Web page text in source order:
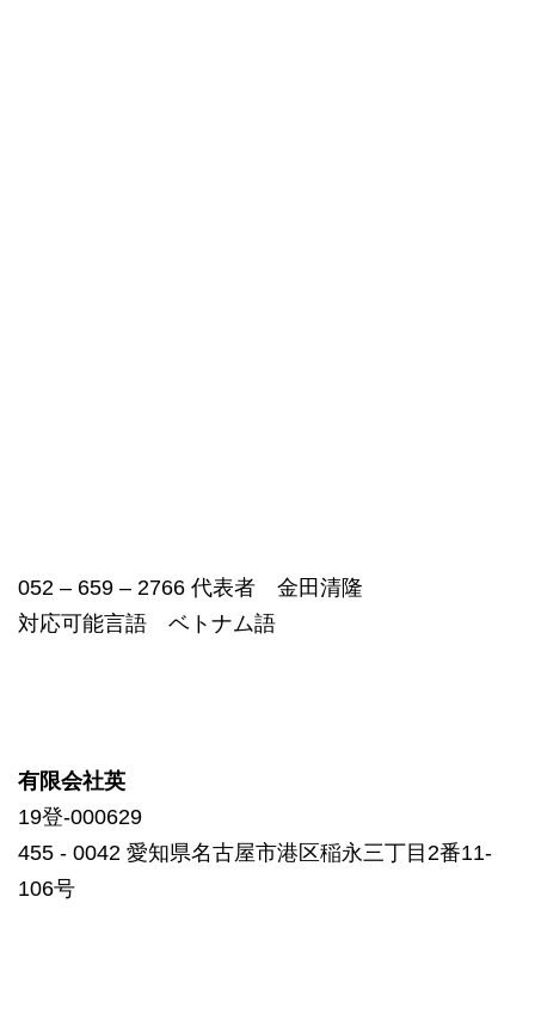
052 – 659 – 2766 代表者 金田清隆
対応可能言語 ベトナム語
有限会社英
19登-000629
455 ‐ 0042 愛知県名古屋市港区稲永三丁目2番11-
106号